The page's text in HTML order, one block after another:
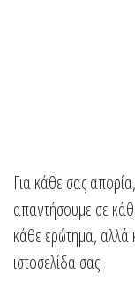
Για κάθε σας
απαντήσουμε σε
κάθε ερώτημα, αλλά
ιστοσελίδα σας.